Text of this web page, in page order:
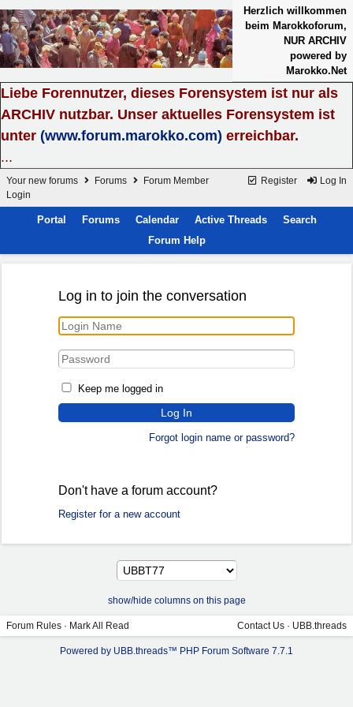
Herzlich willkommen
beim Marokkoforum,
NUR ARCHIV
powered by
Marokko.Net
Liebe Forennutzer, dieses Forensystem ist nur als
ARCHIV nutzbar. Unser aktuelles Forensystem ist
unter (www.forum.marokko.com) erreichbar.
...
Register Log In
Your new forums Forums
Forum Member
Login
Portal Forums Calendar Active Threads
Search
Forum Help
Log in to join the conversation
Keep me logged in
Forgot login name or password?
Don't have a forum account?
Register for a new account
show/hide columns on this page
Forum Rules · Mark All Read Contact Us · UBB.threads
Powered by UBB.threads™ PHP Forum Software 7.7.1